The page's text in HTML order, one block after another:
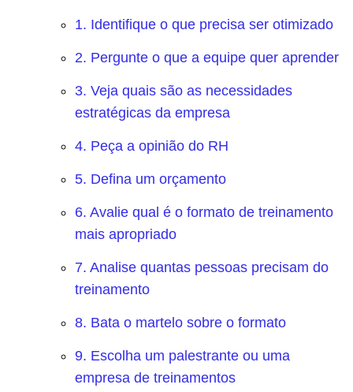
1. Identifique o que precisa ser otimizado
2. Pergunte o que a equipe quer aprender
3. Veja quais são as necessidades
estratégicas da empresa
4. Peça a opinião do RH
5. Defina um orçamento
6. Avalie qual é o formato de treinamento
mais apropriado
7. Analise quantas pessoas precisam do
treinamento
8. Bata o martelo sobre o formato
9. Escolha um palestrante ou uma
empresa de treinamentos